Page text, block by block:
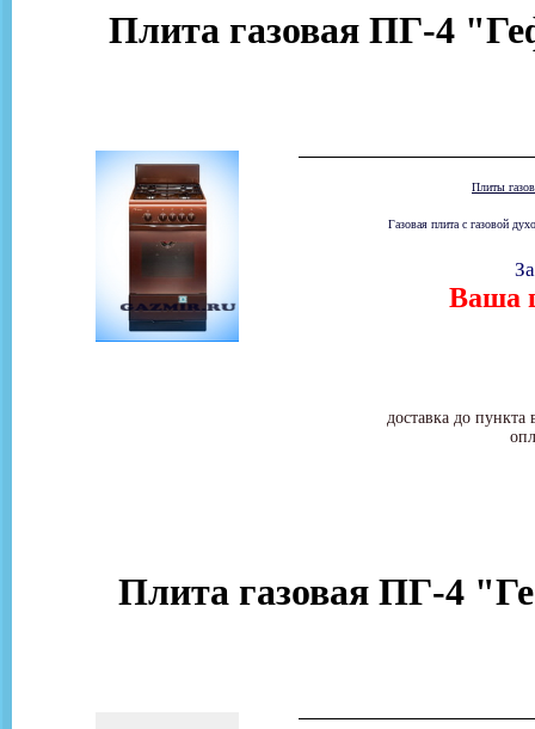
Плита газовая ПГ-4
Плиты
Газовая плита с газовой
Ваша
доставка до
Плита газовая ПГ-4